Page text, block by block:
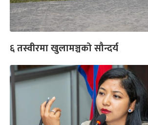
६ तस्वीरमा खुलामञ्चको सौन्दर्य